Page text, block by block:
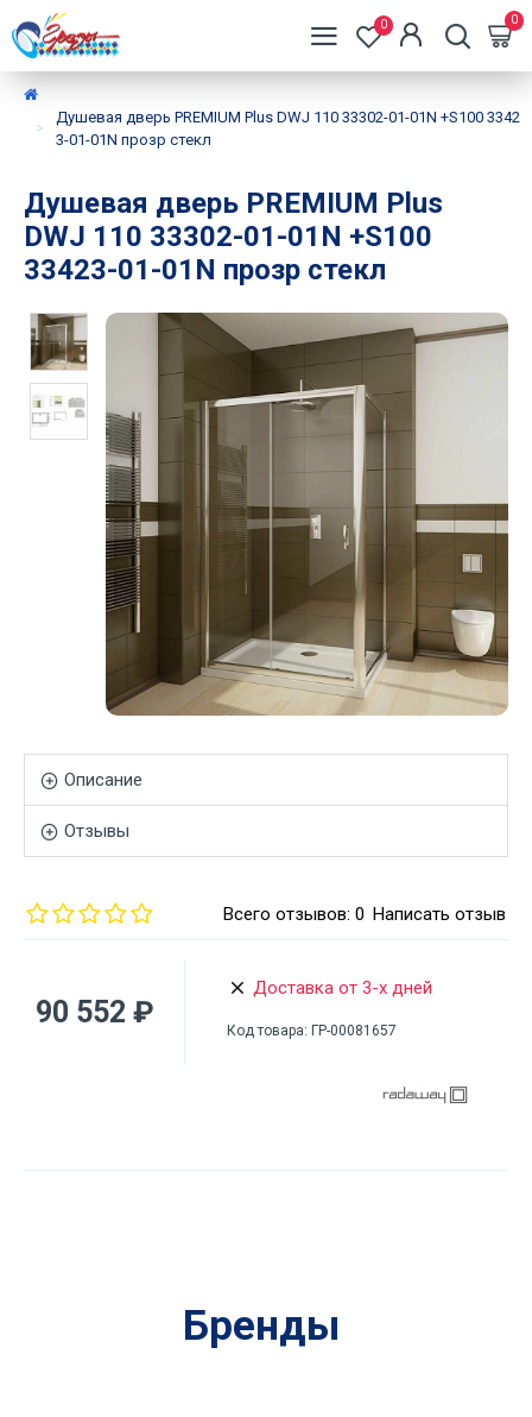
0 0
Душевая дверь PREMIUM Plus DWJ 110 33302-01-01N +S100 3342
3-01-01N прозр стекл
Душевая дверь PREMIUM Plus
DWJ 110 33302-01-01N +S100
33423-01-01N прозр стекл
Описание
Отзывы
Всего отзывов: 0 Написать отзыв
90 552 ₽
Доставка от 3-х дней
Код товара: ГР-00081657
Бренды